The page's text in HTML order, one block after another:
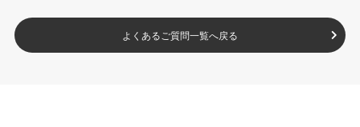
よくあるご質問一覧へ戻る